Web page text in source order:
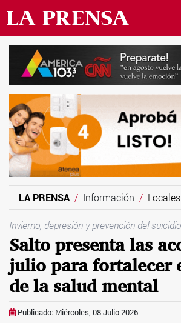
LA PRENSA Información Locales
Invierno, depresión y prevención del suicidio
Salto presenta las
julio para fortalecer
de la salud mental
Publicado: Miércoles, 08 Julio 2026